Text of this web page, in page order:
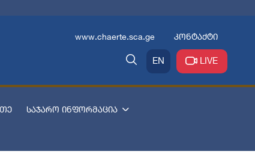
www.chaerte.sca.ge კონტაქტი
EN LIVE
საჯარო ინფორმაცია